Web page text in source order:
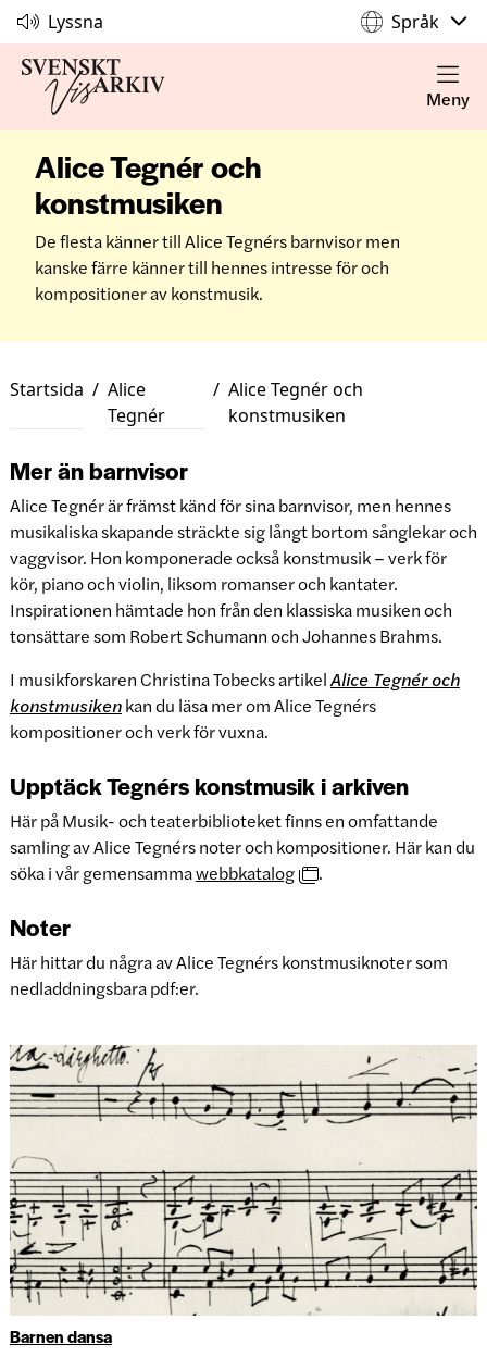
Lyssna Språk
Meny
Alice Tegnér och
konstmusiken
De flesta känner till Alice Tegnérs barnvisor men
kanske färre känner till hennes intresse för och
kompositioner av konstmusik.
Startsida / Alice
Tegnér
/ Alice Tegnér och
konstmusiken
Mer än barnvisor
Alice Tegnér är främst känd för sina barnvisor, men hennes
musikaliska skapande sträckte sig långt bortom sånglekar och
vaggvisor. Hon komponerade också konstmusik – verk för
kör, piano och violin, liksom romanser och kantater.
Inspirationen hämtade hon från den klassiska musiken och
tonsättare som Robert Schumann och Johannes Brahms.
I musikforskaren Christina Tobecks artikelAlice Tegnér och
konstmusikenkan du läsa mer om Alice Tegnérs
kompositioner och verk för vuxna.
Upptäck Tegnérs konstmusik i arkiven
Här på Musik- och teaterbiblioteket finns en omfattande
samling av Alice Tegnérs noter och kompositioner. Här kan du
söka i vår gemensammawebbkatalog .
Noter
Här hittar du några av Alice Tegnérs konstmusiknoter som
nedladdningsbara pdf:er.
Barnen dansa